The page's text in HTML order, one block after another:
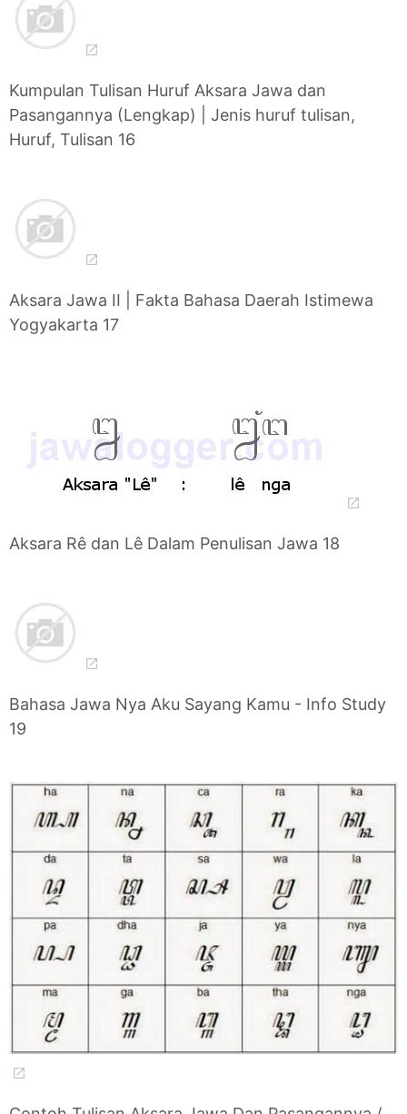
Kumpulan Tulisan Huruf Aksara Jawa dan
Pasangannya (Lengkap) | Jenis huruf tulisan,
Huruf, Tulisan 16
Aksara Jawa II | Fakta Bahasa Daerah Istimewa
Yogyakarta 17
Aksara Rê dan Lê Dalam Penulisan Jawa 18
Bahasa Jawa Nya Aku Sayang Kamu - Info Study
19